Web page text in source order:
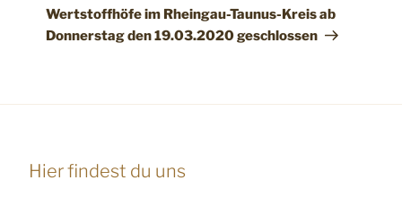
Wertstoffhöfe im Rheingau-Taunus-Kreis ab
Donnerstag den 19.03.2020 geschlossen
Hier findest du uns